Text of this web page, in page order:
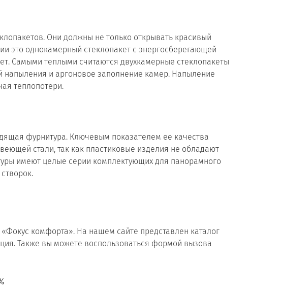
Они должны не только открывать красивый
это однокамерный стеклопакет с энергосберегающей
Самыми теплыми считаются двухкамерные стеклопакеты
напыления и аргоновое заполнение камер. Напыление
теплопотери.
фурнитура. Ключевым показателем ее качества
стали, так как пластиковые изделия не обладают
имеют целые серии комплектующих для панорамного
комфорта». На нашем сайте представлен каталог
Также вы можете воспользоваться формой вызова